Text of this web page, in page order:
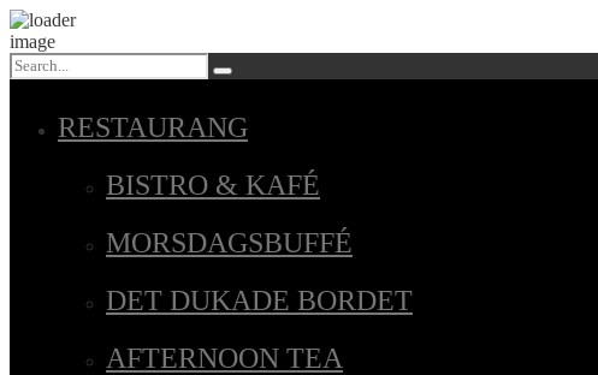
RESTAURANG
BISTRO & KAFÉ
MORSDAGSBUFFÉ
DET DUKADE BORDET
AFTERNOON TEA